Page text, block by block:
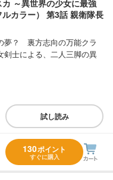
カ ～異世界の少女に最強
カラー） 第3話 親衛隊長
夢？ 裏方志向の万能クラ
剣士による、二人三脚の異
試し読み
130ポイント
すぐに購入